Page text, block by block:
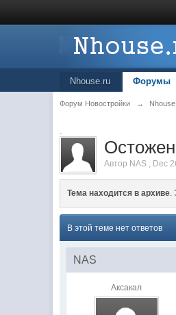
Nhouse.ru Форумы
Форум Новостройки → Nhouse
.
Автор NAS , Dec
Тема находится в архиве.
В этой теме нет ответов
NAS
Аксакал